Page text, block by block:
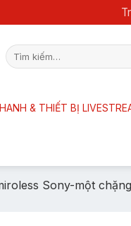
Tìm
kiếm:
& THIẾT BỊ
Sony-một